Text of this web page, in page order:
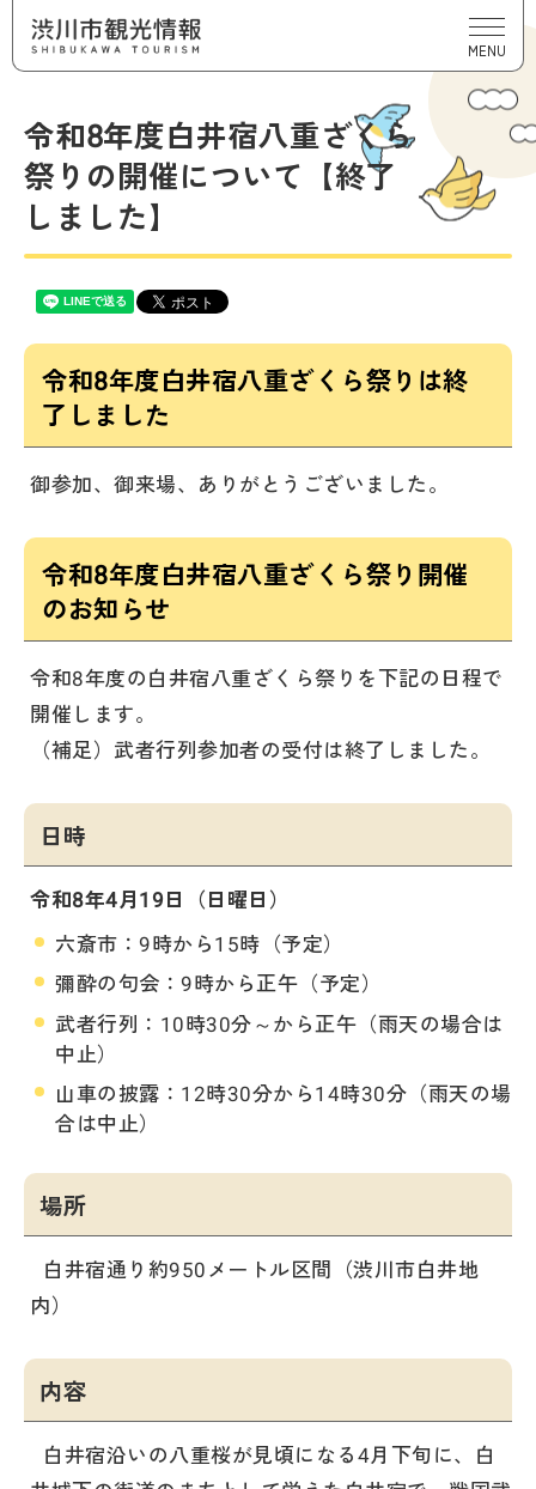
MENU
令和8年度白井宿八重ざくら
祭りの開催について【終了
しました】
令和8年度白井宿八重ざくら祭りは終
了しました
御参加、御来場、ありがとうございました。
令和8年度白井宿八重ざくら祭り開催
のお知らせ
令和8年度の白井宿八重ざくら祭りを下記の日程で
開催します。
（補足）武者行列参加者の受付は終了しました。
日時
令和8年4月19日（日曜日）
六斎市：9時から15時（予定）
彌酔の句会：9時から正午（予定）
武者行列：10時30分～から正午（雨天の場合は
中止）
山車の披露：12時30分から14時30分（雨天の場
合は中止）
場所
白井宿通り約950メートル区間（渋川市白井地
内）
内容
白井宿沿いの八重桜が見頃になる4月下旬に、白